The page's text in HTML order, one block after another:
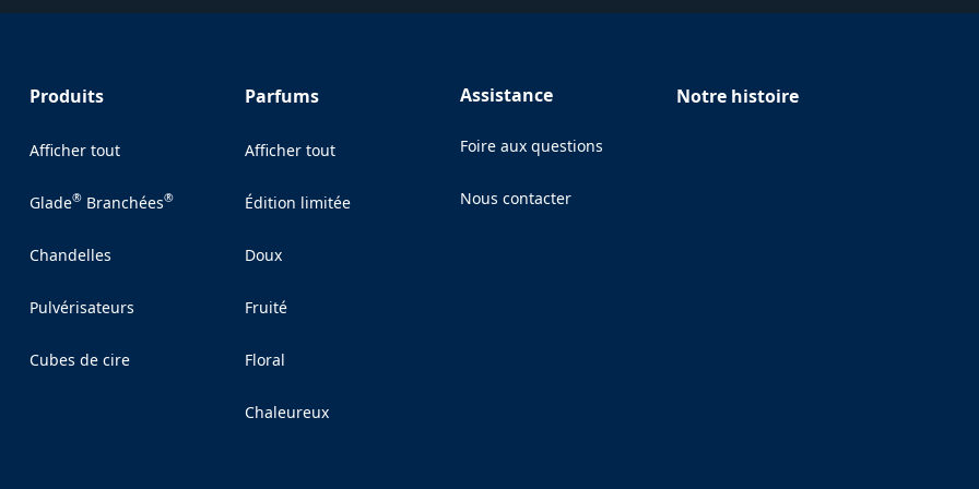
Produits
Afficher tout
Glade®Branchées®
Chandelles
Pulvérisateurs
Cubes de cire
Parfums
Afficher tout
Édition limitée
Doux
Fruité
Floral
Chaleureux
Assistance
Foire aux questions
Nous contacter
(Opens in a new tab)
Notre histoire